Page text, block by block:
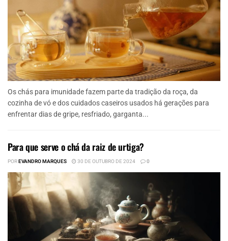
Os chás para imunidade fazem parte da tradição da roça, da
cozinha de vó e dos cuidados caseiros usados há gerações para
enfrentar dias de gripe, resfriado, garganta...
Para que serve o chá da raiz de urtiga?
POREVANDRO MARQUES 30 DE OUTUBRO DE 2024 0